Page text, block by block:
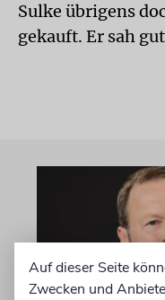
Sulke übrigens
gekauft. Er sah
Auf dieser Seite
Zwecken und